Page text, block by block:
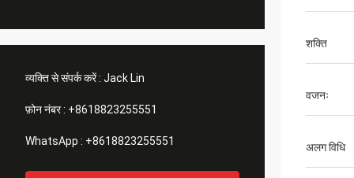
व्यक्ति से संपर्क करें : Jack Lin
फ़ोन नंबर : +8618823255551
WhatsApp : +8618823255551
शक्ति
वजनः
अलग विधि